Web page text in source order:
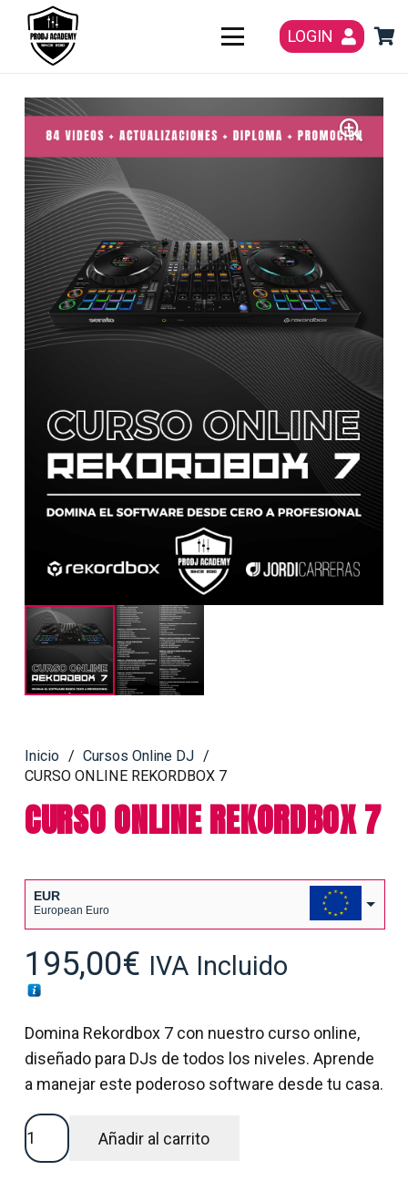
LOGIN
Inicio / Cursos Online DJ /
CURSO ONLINE REKORDBOX 7
CURSO ONLINE REKORDBOX 7
EUR
European Euro
USA dollar
195,00€ IVA Incluido
Domina Rekordbox 7 con nuestro curso online,
diseñado para DJs de todos los niveles. Aprende
a manejar este poderoso software desde tu casa.
CURSO
ONLINE
Añadir al carrito